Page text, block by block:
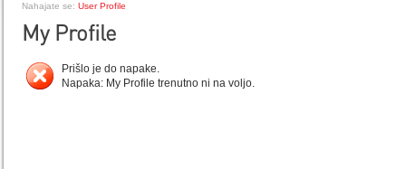
Nahajate se: User Profile
My Profile
Prišlo je do napake.
Napaka: My Profile trenutno ni na voljo.